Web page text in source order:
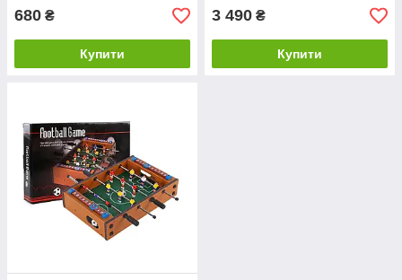
680 ₴
Купити
3 490 ₴
Купити